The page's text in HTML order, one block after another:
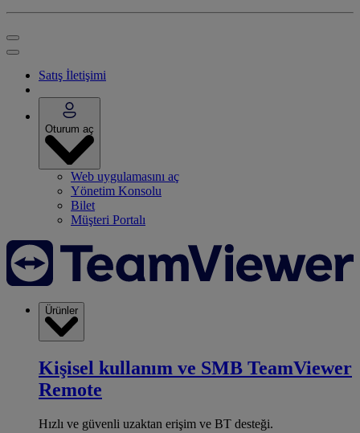
Satış İletişimi
Oturum aç
Web uygulamasını aç
Yönetim Konsolu
Bilet
Müşteri Portalı
Ürünler
Kişisel kullanım ve SMB TeamViewer
Remote
Hızlı ve güvenli uzaktan erişim ve BT desteği.